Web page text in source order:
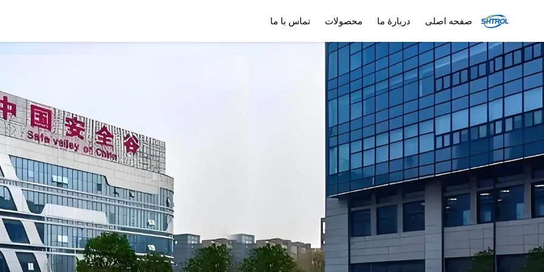
صفحه اصلی دربارهٔ ما محصولات تماس با ما